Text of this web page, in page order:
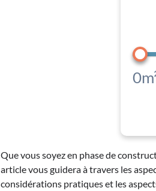
Que vous soyez en phase de
article vous guidera à travers les
considérations pratiques et les